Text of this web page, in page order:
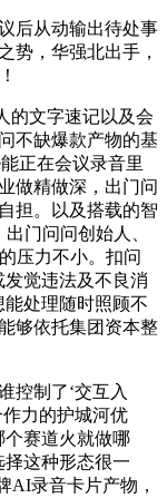
后从动输出待处事
势，华强北出手，
文字速记以及会
不缺爆款产物的基
正在会议录音里
做精做深，出门问
担。以及搭载的智
门问问创始人、
压力不小。扣问
觉违法及不良消
处理随时照顾不
够依托集团资本整
制了‘交互入
力的护城河优
个赛道火就做哪
这种形态很一
AI录音卡片产物，